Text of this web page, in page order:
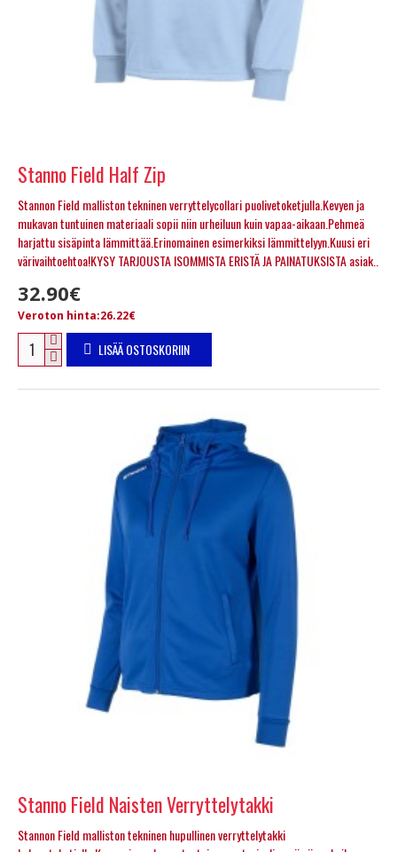
Stanno Field Half Zip
Stannon Field malliston tekninen verryttelycollari puolivetoketjulla.Kevyen ja
mukavan tuntuinen materiaali sopii niin urheiluun kuin vapaa-aikaan.Pehmeä
harjattu sisäpinta lämmittää.Erinomainen esimerkiksi lämmittelyyn.Kuusi eri
värivaihtoehtoa!KYSY TARJOUSTA ISOMMISTA ERISTÄ JA PAINATUKSISTA asiak..
32.90€
Veroton hinta:26.22€
LISÄÄ OSTOSKORIIN
Stanno Field Naisten Verryttelytakki
Stannon Field malliston tekninen hupullinen verryttelytakki